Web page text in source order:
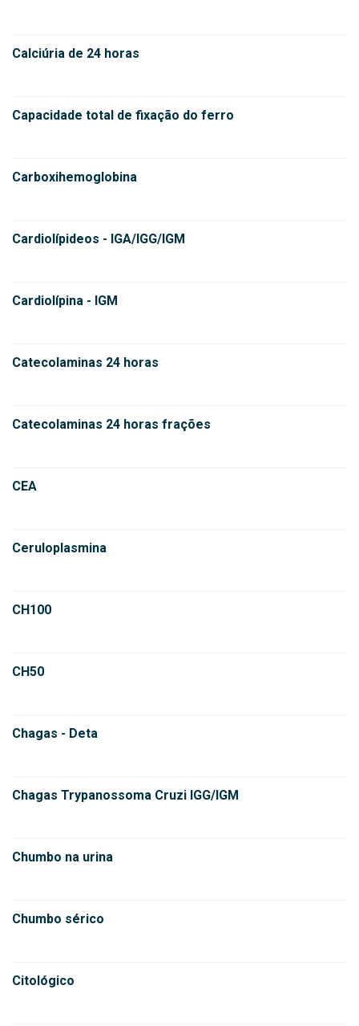
Calciúria de 24 horas
Capacidade total de fixação do ferro
Carboxihemoglobina
Cardiolípideos - IGA/IGG/IGM
Cardiolípina - IGM
Catecolaminas 24 horas
Catecolaminas 24 horas frações
CEA
Ceruloplasmina
CH100
CH50
Chagas - Deta
Chagas Trypanossoma Cruzi IGG/IGM
Chumbo na urina
Chumbo sérico
Citológico